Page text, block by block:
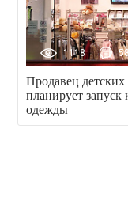
1118
Продавец
планирует
одежды